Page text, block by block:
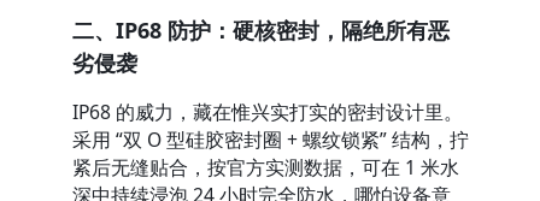
二、IP68 防护：硬核密封，隔绝所有恶
劣侵袭
IP68 的威力，藏在惟兴实打实的密封设计里。
采用 “双 O 型硅胶密封圈 + 螺纹锁紧” 结构，拧
紧后无缝贴合，按官方实测数据，可在 1 米水
深中持续浸泡 24 小时完全防水，哪怕设备意